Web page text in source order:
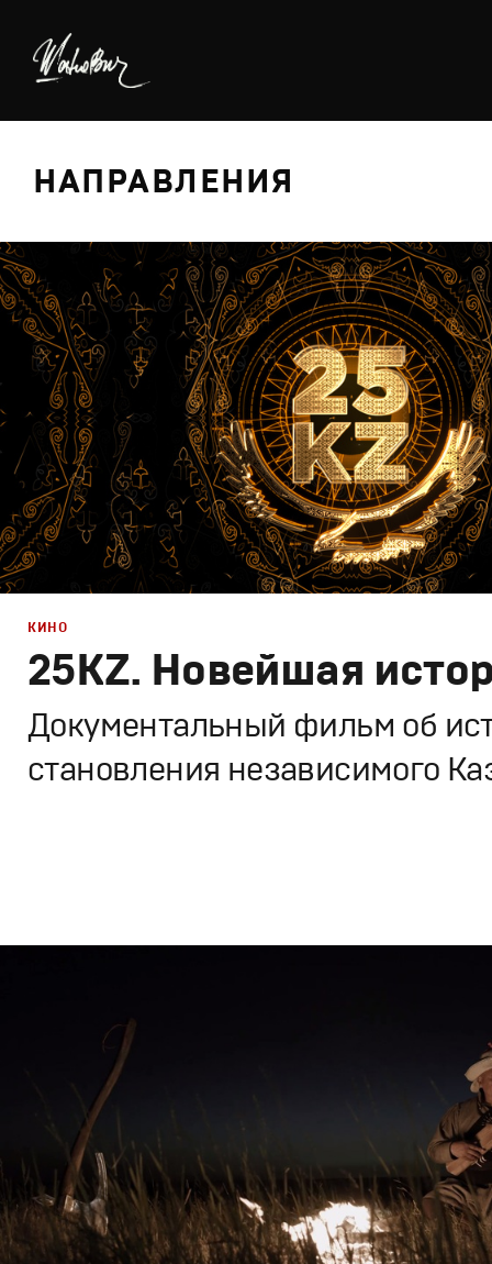
НАПРАВЛЕНИЯ
БРЕДИНГ
ДИЗАЙН
РЕКЛАМА
КИНО
ТВ ШОУ
25KZ. Новейшая
Документальный фильм об
становления независимого
КИНО